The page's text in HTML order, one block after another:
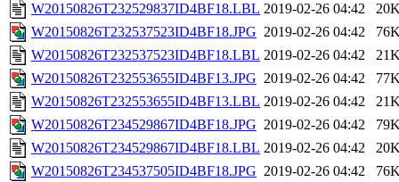
W20150826T232529837ID4BF18.LBL 2019-02-26 04:42
W20150826T232537523ID4BF18.JPG 2019-02-26 04:42
W20150826T232537523ID4BF18.LBL 2019-02-26 04:42
W20150826T232553655ID4BF13.JPG 2019-02-26 04:42
W20150826T232553655ID4BF13.LBL 2019-02-26 04:42
W20150826T234529867ID4BF18.JPG 2019-02-26 04:42
W20150826T234529867ID4BF18.LBL 2019-02-26 04:42
W20150826T234537505ID4BF18.JPG 2019-02-26 04:42